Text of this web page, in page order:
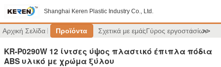
Shanghai Keren Plastic Industry Co., Ltd.
Αρχική Σελίδα Προϊόντα Σχετικά με εμάςΓύρος εργοστασίων
>>
KR-P0290W 12 ίντσες ύψος πλαστικό έπιπλα πόδια
ABS υλικό με χρώμα ξύλου